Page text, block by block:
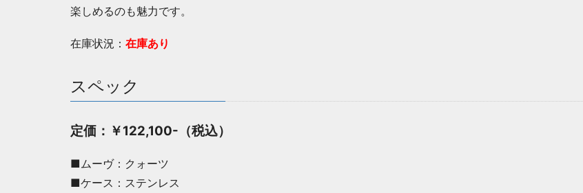
楽しめるのも魅力です。
在庫状況： 在庫あり
スペック
定価：￥122,100-（税込）
■ムーヴ：クォーツ
■ケース：ステンレス